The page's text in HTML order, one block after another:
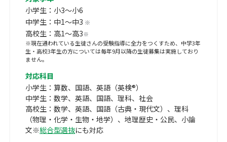
小学生：小3～小6
中学生：中1～中3 ※
高校生：高1～高3※
※現在通われている生徒さんの受験指導に全力をつくすため、中学3年
生・高校3年生の方については毎年9月以降の生徒募集は実施しており
ません。
対応科目
小学生：算数、国語、英語（英検®）
中学生：数学、英語、国語、理科、社会
高校生：数学、英語、国語（古典・現代文）、理科
（物理・化学・生物・地学）、地理歴史・公民、小論
文※総合型選抜にも対応